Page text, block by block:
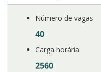
Número de vagas
40
Carga horária
2560